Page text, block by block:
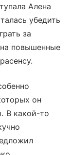
Алена
убедить
за
повышенные
он
В какой-то